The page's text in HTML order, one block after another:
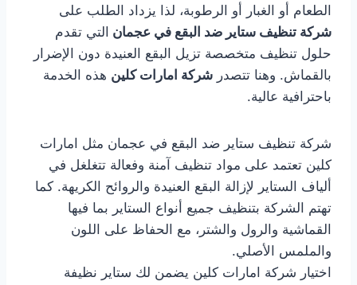
الطعام أو الغبار أو الرطوبة، لذا يزداد الطلب على
شركة تنظيف ستاير ضد البقع في عجمان التي تقدم
حلول تنظيف متخصصة تزيل البقع العنيدة دون الإضرار
بالقماش. وهنا تتصدر شركة امارات كلين هذه الخدمة
باحترافية عالية.
شركة تنظيف ستاير ضد البقع في عجمان مثل امارات
كلين تعتمد على مواد تنظيف آمنة وفعالة تتغلغل في
ألياف الستاير لإزالة البقع العنيدة والروائح الكريهة. كما
تهتم الشركة بتنظيف جميع أنواع الستاير بما فيها
القماشية والرول والشتر، مع الحفاظ على اللون
والملمس الأصلي.
اختيار شركة امارات كلين يضمن لك ستاير نظيفة